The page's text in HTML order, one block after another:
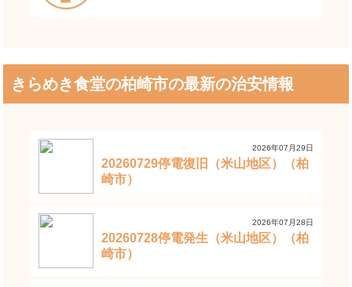
きらめき食堂の柏崎市の最新の治安情報
2026年07月29日
20260729停電復旧（米山地区）（柏
崎市）
2026年07月28日
20260728停電発生（米山地区）（柏
崎市）